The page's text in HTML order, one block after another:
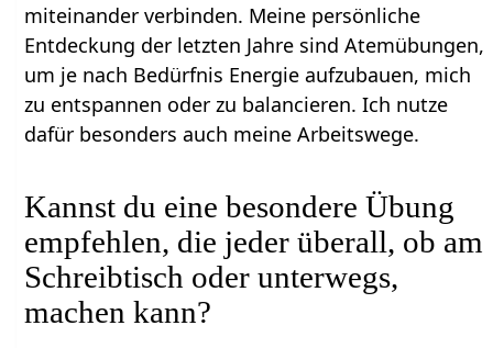
miteinander verbinden. Meine persönliche
Entdeckung der letzten Jahre sind Atemübungen,
um je nach Bedürfnis Energie aufzubauen, mich
zu entspannen oder zu balancieren. Ich nutze
dafür besonders auch meine Arbeitswege.
Kannst du eine besondere Übung
empfehlen, die jeder überall, ob am
Schreibtisch oder unterwegs,
machen kann?